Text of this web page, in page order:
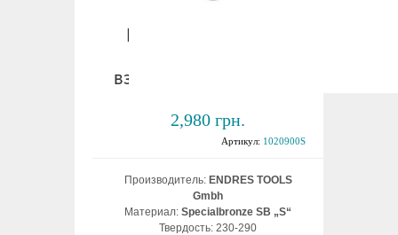
Молоток с круглым
взрывобезопасный ВБ
2,980 грн.
Артикул: 1020900S
Производитель: ENDRES TOOLS
Gmbh
Материал: Specialbronze SB „S“
Твердость: 230-290